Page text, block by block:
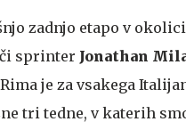
zadnjo etapo v
sprinter Jonathan
je za vsakega
tri tedne, v katerih